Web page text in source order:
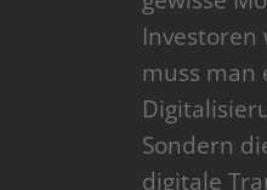
muss man
Sondern
digitale